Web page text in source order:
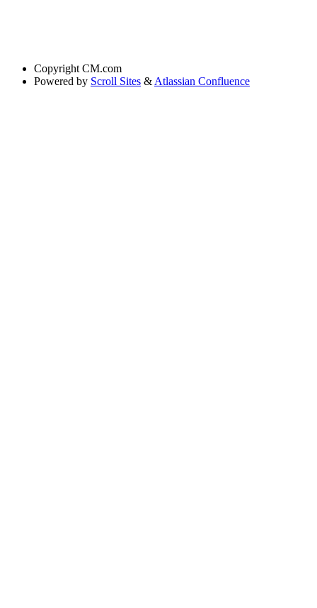
Copyright CM.com
Powered by Scroll Sites & Atlassian Confluence